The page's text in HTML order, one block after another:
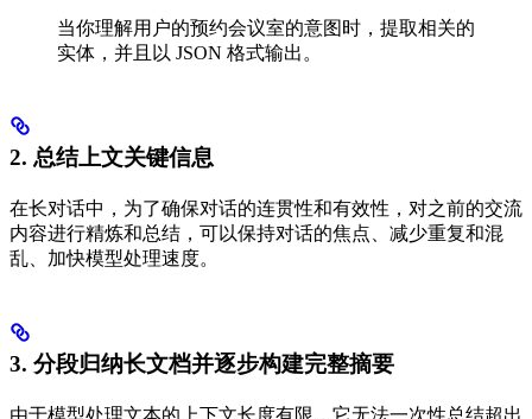
当你理解用户的预约会议室的意图时，提取相关的
实体，并且以 JSON 格式输出。
2. 总结上文关键信息
在长对话中，为了确保对话的连贯性和有效性，对之前的交流
内容进行精炼和总结，可以保持对话的焦点、减少重复和混
乱、加快模型处理速度。
3. 分段归纳长文档并逐步构建完整摘要
由于模型处理文本的上下文长度有限，它无法一次性总结超出